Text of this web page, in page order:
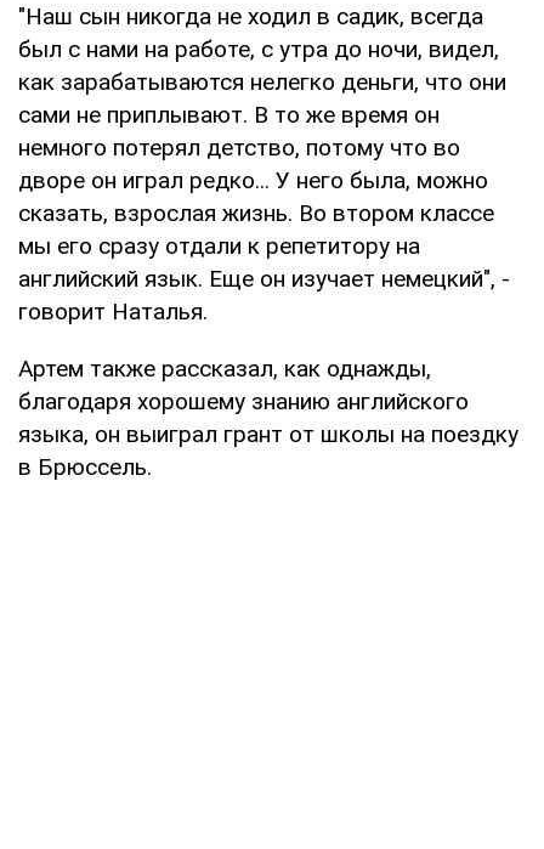
"Наш сын никогда не ходил в садик, всегда
был с нами на работе, с утра до ночи, видел,
как зарабатываются нелегко деньги, что они
сами не приплывают. В то же время он
немного потерял детство, потому что во
дворе он играл редко... У него была, можно
сказать, взрослая жизнь. Во втором классе
мы его сразу отдали к репетитору на
английский язык. Еще он изучает немецкий", -
говорит Наталья.
Артем также рассказал, как однажды,
благодаря хорошему знанию английского
языка, он выиграл грант от школы на поездку
в Брюссель.